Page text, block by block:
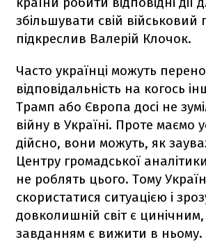
збільшувати свій військовий
підкреслив Валерій Клочок.
Часто українці можуть
відповідальність на когось
Трамп або Європа досі не
війну в Україні. Проте маємо
дійсно, вони можуть, як
Центру громадської
не роблять цього. Тому
скористатися ситуацією і
довколишній світ є
завданням є вижити в ньому.